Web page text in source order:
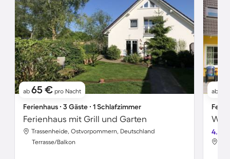
ab 65 € pro Nacht
Ferienhaus ∙ 3 Gäste ∙ 1 Schlafzimmer
Ferienhaus mit Grill und Garten
Trassenheide, Ostvorpommern, Deutschland
Terrasse/Balkon
ab
4.2